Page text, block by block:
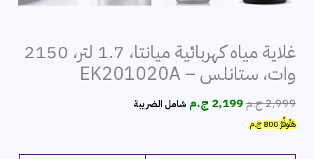
غلاية مياه كهربائية ميانتا، 1.7 لتر، 2150
وات، ستانلس – EK201020A
2,999ج.مالسعر
2,199 ج.م السعر
شامل الضريبة
هَتُوفِّرُ800ج.م